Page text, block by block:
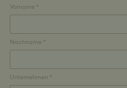
Vorname *
Nachname *
Unternehmen *